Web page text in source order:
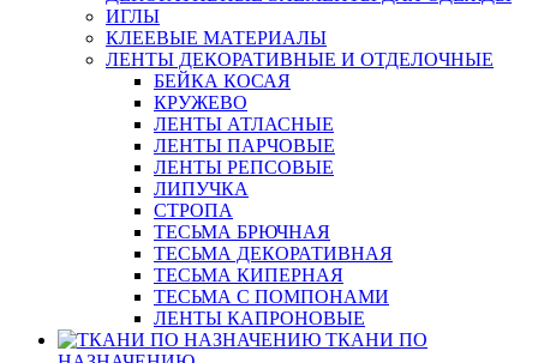
ИГЛЫ
КЛЕЕВЫЕ МАТЕРИАЛЫ
ЛЕНТЫ ДЕКОРАТИВНЫЕ И ОТДЕЛОЧНЫЕ
БЕЙКА КОСАЯ
КРУЖЕВО
ЛЕНТЫ АТЛАСНЫЕ
ЛЕНТЫ ПАРЧОВЫЕ
ЛЕНТЫ РЕПСОВЫЕ
ЛИПУЧКА
СТРОПА
ТЕСЬМА БРЮЧНАЯ
ТЕСЬМА ДЕКОРАТИВНАЯ
ТЕСЬМА КИПЕРНАЯ
ТЕСЬМА С ПОМПОНАМИ
ЛЕНТЫ КАПРОНОВЫЕ
ТКАНИ ПО